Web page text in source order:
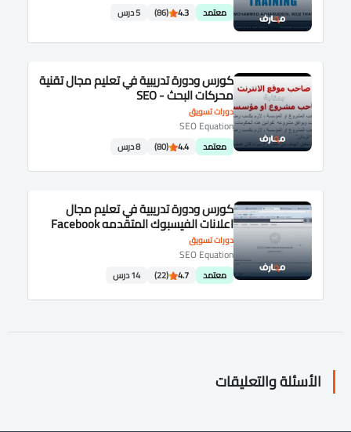
معتمد 4.3
(86) 5 درس
دورات تسويق
كورس ودورة تدريبية في تعليم مجال تقنية
محركات البحث - SEO
SEO Equation
معتمد 4.4
(80) 8 درس
دورات تسويق
كورس ودورة تدريبية في تعليم مجال
اعلانات الفيسبوك المتقدمه Facebook
advanced ads
SEO Equation
معتمد 4.7
(22) 14 درس
الأسئلة والتعليقات